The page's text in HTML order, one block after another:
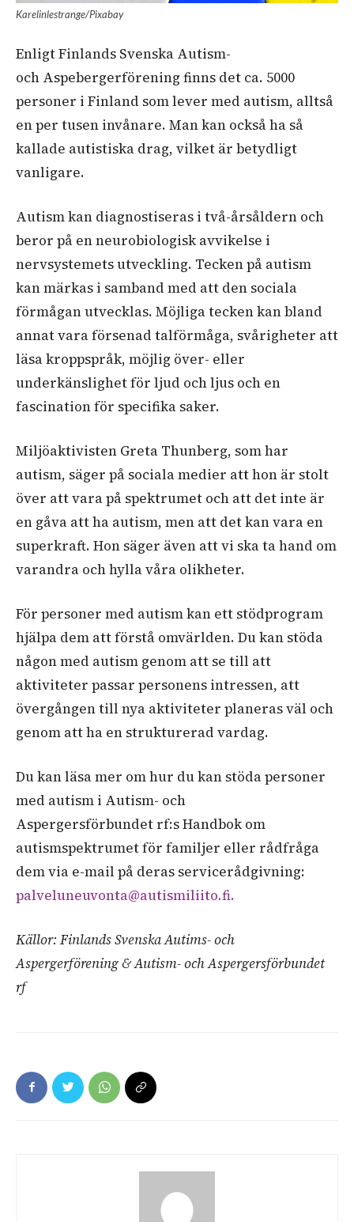
Karelinlestrange/Pixabay
Enligt Finlands Svenska Autism-
och Aspebergerförening finns det ca. 5000
personer i Finland som lever med autism, alltså
en per tusen invånare. Man kan också ha så
kallade autistiska drag, vilket är betydligt
vanligare.
Autism kan diagnostiseras i två-årsåldern och
beror på en neurobiologisk avvikelse i
nervsystemets utveckling. Tecken på autism
kan märkas i samband med att den sociala
förmågan utvecklas. Möjliga tecken kan bland
annat vara försenad talförmåga, svårigheter att
läsakroppspråk, möjlig över- eller
underkänslighet för ljud och ljus och en
fascination för specifika saker.
Miljöaktivisten Greta Thunberg, som har
autism, säger på sociala medier att hon är stolt
över att vara på spektrumet och att det inte är
en gåva att ha autism, men att det kan vara en
superkraft. Hon säger även att vi ska ta hand om
varandra och hylla våra olikheter.
För personer med autism kan ett stödprogram
hjälpa dem att förstå omvärlden. Du kan stöda
någon med autism genom att se till att
aktiviteter passar personens intressen, att
övergången till nya aktiviteter planeras väl och
genom att ha en strukturerad vardag.
Du kan läsa mer om hur du kan stöda personer
med autism i Autism- och
Aspergersförbundet rf:s Handbok om
autismspektrumet för familjer eller rådfråga
dem via e-mail på deras servicerådgivning:
palveluneuvonta@autismiliito.fi.
Källor: Finlands Svenska Autims- och
Aspergerförening & Autism- och Aspergersförbundet
rf